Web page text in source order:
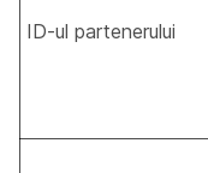
ID-ul partenerului